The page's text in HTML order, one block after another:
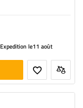
Expedition le11 août